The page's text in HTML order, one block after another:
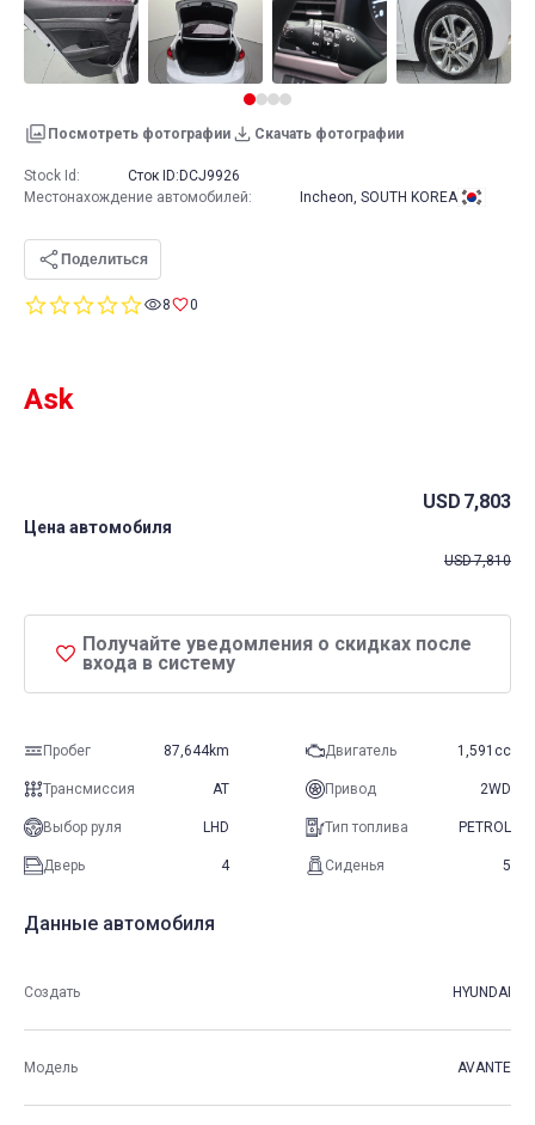
Посмотреть фотографии Скачать фотографии
0.08 0
Ask
Цена автомобиля
USD 7,803
USD7,810
Получайте уведомления о скидках после
входа в систему
Пробег 87,644km Двигатель 1,591cc
Трансмиссия AT Привод 2WD
Выбор руля LHD Тип топлива PETROL
Дверь 4 Сиденья 5
Stock Id: Сток ID: DCJ9926
Местонахождение автомобилей: Incheon, SOUTH KOREA
Поделиться
Данные автомобиля
Создать HYUNDAI
Модель AVANTE